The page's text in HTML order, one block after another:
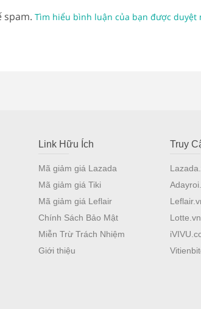
spam. Tìm hiểu bình luận của bạn được duyệt
Link Hữu Ích
Mã giảm giá Lazada
Mã giảm giá Tiki
Mã giảm giá Leflair
Chính Sách Bảo Mật
Miễn Trừ Trách Nhiệm
Giới thiệu
Truy
Lotte.vn